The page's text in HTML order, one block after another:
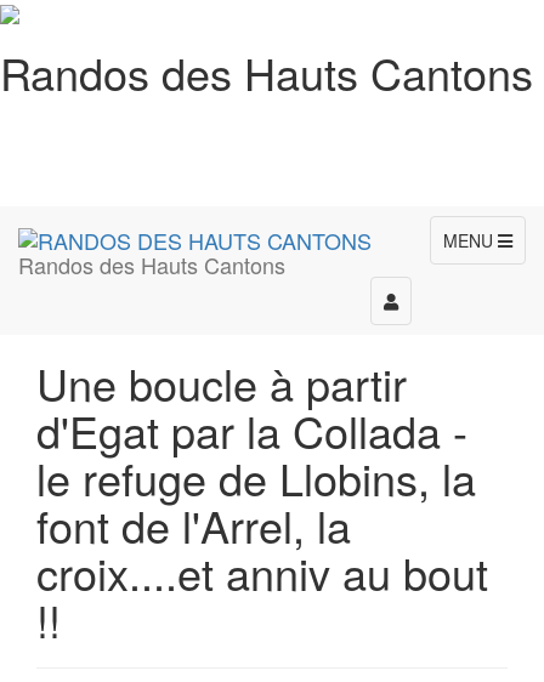
Randos des Hauts Cantons
Randos des Hauts Cantons
MENU
Toggle
navigation
Une boucle à partir
d'Egat par la Collada -
le refuge de Llobins, la
font de l'Arrel, la
croix....et anniv au bout
!!